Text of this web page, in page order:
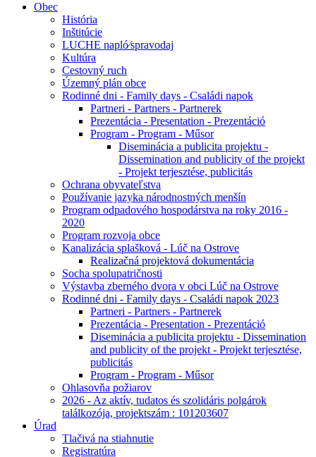
Obec
História
Inštitúcie
LUCHE napló⁄spravodaj
Kultúra
Cestovný ruch
Územný plán obce
Rodinné dni - Family days - Családi napok
Partneri - Partners - Partnerek
Prezentácia - Presentation - Prezentáció
Program - Program - Műsor
Diseminácia a publicita projektu -
Dissemination and publicity of the projekt
- Projekt terjesztése, publicitás
Ochrana obyvateľstva
Používanie jazyka národnostných menšín
Program odpadového hospodárstva na roky 2016 -
2020
Program rozvoja obce
Kanalizácia splašková - Lúč na Ostrove
Realizačná projektová dokumentácia
Socha spolupatričnosti
Výstavba zberného dvora v obci Lúč na Ostrove
Rodinné dni - Family days - Családi napok 2023
Partneri - Partners - Partnerek
Prezentácia - Presentation - Prezentáció
Diseminácia a publicita projektu - Dissemination
and publicity of the projekt - Projekt terjesztése,
publicitás
Program - Program - Műsor
Ohlasovňa požiarov
2026 - Az aktív, tudatos és szolidáris polgárok
találkozója, projektszám : 101203607
Úrad
Tlačivá na stiahnutie
Registratúra